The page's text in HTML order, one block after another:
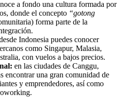
a fondo una cultura formada por
donde el concepto “gotong
forma parte de la
Indonesia puedes conocer
como Singapur, Malasia,
con vuelos a bajos precios.
en las ciudades de Canggu,
encontrar una gran comunidad de
y emprendedores, así como